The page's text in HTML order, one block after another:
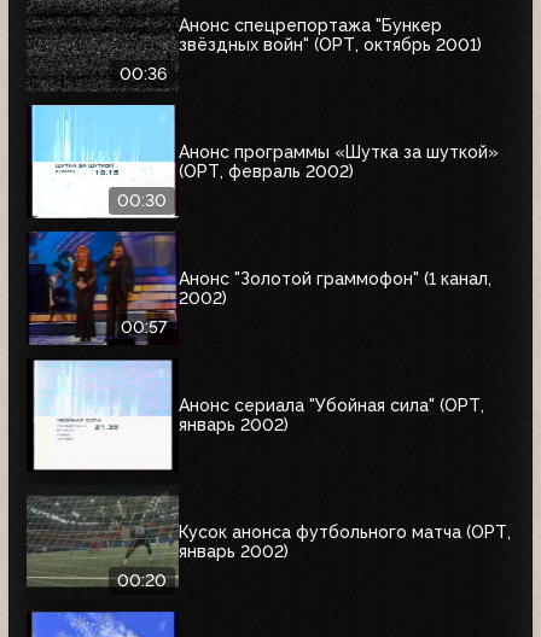
00:36
Анонс спецрепортажа "Бункер
звёздных войн" (ОРТ, октябрь 2001)
00:30
Анонс программы «Шутка за шуткой»
(ОРТ, февраль 2002)
00:57
Анонс "Золотой граммофон" (1 канал,
2002)
Анонс сериала "Убойная сила" (ОРТ,
январь 2002)
00:20
Кусок анонса футбольного матча (ОРТ,
январь 2002)